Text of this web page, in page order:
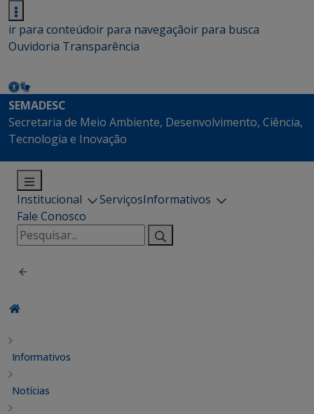
ir para conteúdoir para navegaçãoir para busca
Ouvidoria Transparência
SEMADESC
Secretaria de Meio Ambiente, Desenvolvimento, Ciência,
Tecnologia e Inovação
Institucional ServiçosInformativos
Fale Conosco
Pesquisar
por:
Informativos
Notícias